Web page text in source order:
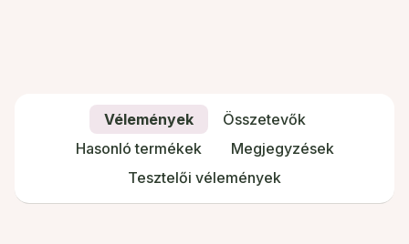
Vélemények
Összetevők
Hasonló termékek
Megjegyzések
Tesztelői vélemények